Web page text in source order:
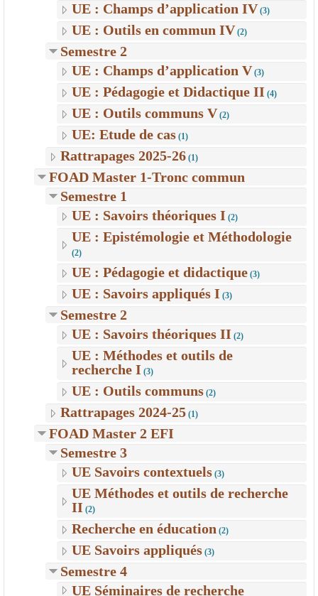
UE : Champs d’application IV (3)
UE : Outils en commun IV (2)
Semestre 2
UE : Champs d’application V (3)
UE : Pédagogie et Didactique II (4)
UE : Outils communs V (2)
UE: Etude de cas (1)
Rattrapages 2025-26 (1)
FOAD Master 1-Tronc commun
Semestre 1
UE : Savoirs théoriques I (2)
UE : Epistémologie et Méthodologie
(2)
UE : Pédagogie et didactique (3)
UE : Savoirs appliqués I (3)
Semestre 2
UE : Savoirs théoriques II (2)
UE : Méthodes et outils de
recherche I (3)
UE : Outils communs (2)
Rattrapages 2024-25 (1)
FOAD Master 2 EFI
Semestre 3
UE Savoirs contextuels (3)
UE Méthodes et outils de recherche
II (2)
Recherche en éducation (2)
UE Savoirs appliqués (3)
Semestre 4
UE Séminaires de recherche